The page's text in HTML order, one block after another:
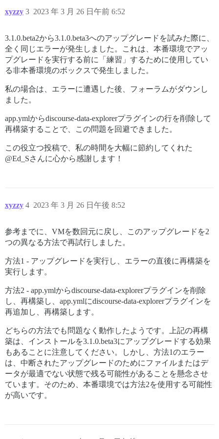
xyzzy 2023 年 3 月 26 日午前 6:52
3
3.1.0.beta2から3.1.0.beta3へのアップグレードを試みた際に、
全く同じエラーが発生しました。これは、本番環境でアッ
プグレードを実行する前に「練習」するために使用してい
る非本番環境のボックスで発生しました。
私の場合は、エラーに遭遇した後、フォーラムがダウンし
ました。
app.ymlからdiscourse-data-explorerプラグインの行を削除して
再構築することで、この問題を回避できました。
この役立つ投稿で、私の時間を大幅に節約してくれた
@Ed_Sさんに心から感謝します！
xyzzy 2023 年 3 月 26 日午後 8:52
4
参考までに、VMを数回元に戻し、このアップグレードを2
つの異なる方法で再試行しました。
方法1 - アップグレードを実行し、エラーの直後に再構築を
実行します。
方法2 - app.ymlからdiscourse-data-explorerプラグインを削除
し、再構築し、app.ymlにdiscourse-data-explorerプラグインを
再追加し、再構築します。
どちらの方法でも問題なく動作したようです。上記の再構
築は、インストールを3.1.0.beta3にアップグレードする効果
もあることに注意してください。しかし、方法1のエラー
は、中断されたアップグレードのためにファイルまたはデ
ータが最適でない状態で残る可能性があることを懸念させ
ています。そのため、本番環境では方法2を使用する可能性
が高いです。